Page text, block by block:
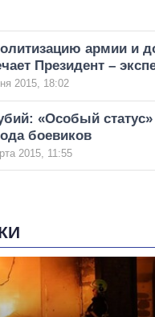
армии и
Президент –
2015, 18:02
«Особый
боевиков
2015, 11:55